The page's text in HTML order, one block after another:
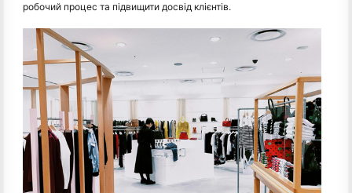
робочий процес та підвищити досвід клієнтів.